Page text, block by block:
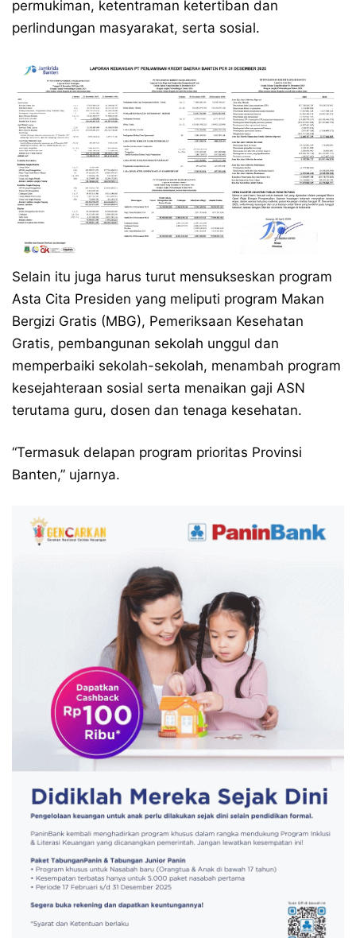
permukiman, ketentraman ketertiban dan
perlindungan masyarakat, serta sosial.
Selain itu juga harus turut mensukseskan program
Asta Cita Presiden yang meliputi program Makan
Bergizi Gratis (MBG), Pemeriksaan Kesehatan
Gratis, pembangunan sekolah unggul dan
memperbaiki sekolah-sekolah, menambah program
kesejahteraan sosial serta menaikan gaji ASN
terutama guru, dosen dan tenaga kesehatan.
“Termasuk delapan program prioritas Provinsi
Banten,” ujarnya.